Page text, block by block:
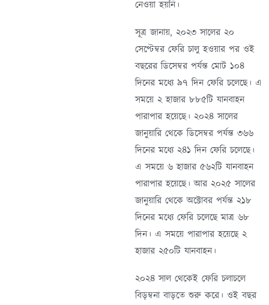
নেওয়া হয়নি।
সূত্র জানায়, ২০২৩ সালের ২০
সেপ্টেম্বর ফেরি চালু হওয়ার পর ওই
বছরের ডিসেম্বর পর্যন্ত মোট ১০৪
দিনের মধ্যে ৯৭ দিন ফেরি চলেছে। এ
সময়ে ২ হাজার ৮৮৫টি যানবাহন
পারাপার হয়েছে। ২০২৪ সালের
জানুয়ারি থেকে ডিসেম্বর পর্যন্ত ৩৬৬
দিনের মধ্যে ২৪১ দিন ফেরি চলেছে।
এ সময়ে ৬ হাজার ৫৬২টি যানবাহন
পারাপার হয়েছে। আর ২০২৫ সালের
জানুয়ারি থেকে অক্টোবর পর্যন্ত ২১৮
দিনের মধ্যে ফেরি চলেছে মাত্র ৬৮
দিন। এ সময়ে পারাপার হয়েছে ২
হাজার ২৫০টি যানবাহন।
২০২৪ সাল থেকেই ফেরি চলাচলে
বিড়ম্বনা বাড়তে শুরু করে। ওই বছর